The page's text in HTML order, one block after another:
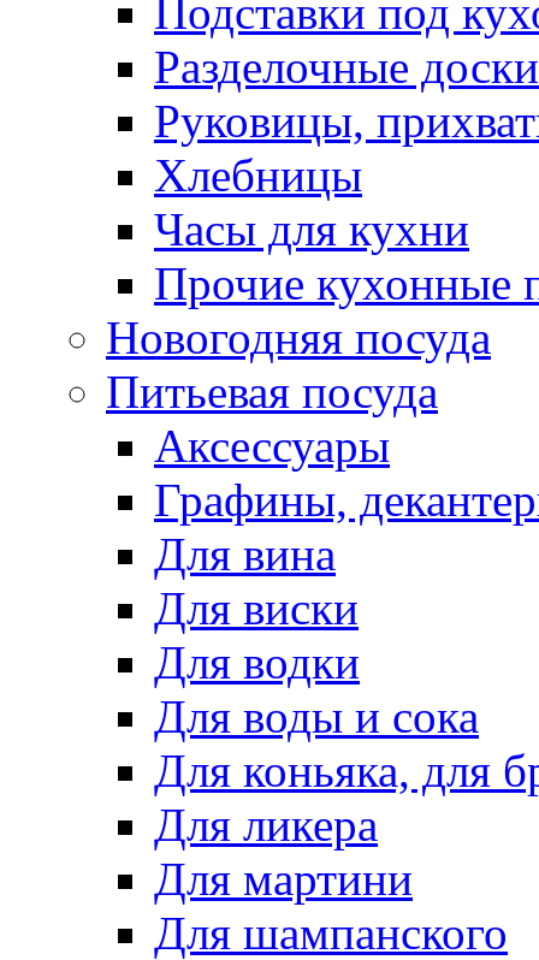
Подставки под
Разделочные доски
Руковицы,
Хлебницы
Часы для кухни
Прочие кухонные
Новогодняя посуда
Питьевая посуда
Аксессуары
Графины,
Для вина
Для виски
Для водки
Для воды и сока
Для коньяка, для
Для ликера
Для мартини
Для шампанского